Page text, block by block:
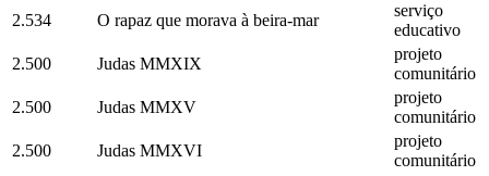
2.534
O rapaz que morava à beira-mar
serviço
educativo
2.500
Judas MMXIX
projeto
comunitário
2.500
Judas MMXV
projeto
comunitário
2.500
Judas MMXVI
projeto
comunitário